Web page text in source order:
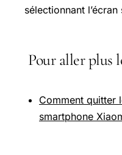
sélectionnant l’écran
Pour aller plus
Comment quitter
smartphone